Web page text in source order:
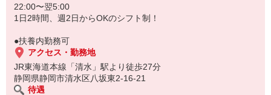
せん。※一部店舗を除く
取り間違いもなく安心でスムーズ♪
マニュアルも用意していますので飲食店が初めての方でも大丈夫！
もちろん先輩クルーがしっかり教えてくれるので安心してくださ
い。
22:00〜翌5:00
1日2時間、週2日からOKのシフト制！
●扶養内勤務可
アクセス・勤務地
JR東海道本線「清水」駅より徒歩27分
静岡県静岡市清水区八坂東2-16-21
待遇